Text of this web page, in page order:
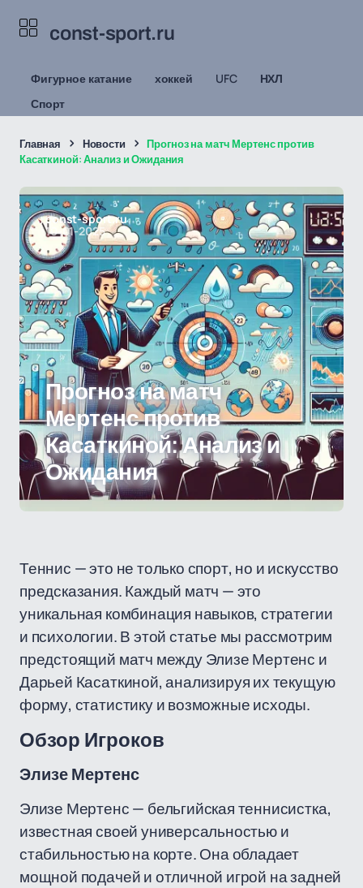
const-sport.ru
Фигурное катание хоккей UFC
НХЛ
Спорт
Главная Новости
Прогноз на матч Мертенс против
Касаткиной: Анализ и Ожидания
const-sport.ru
10-01-2025
Прогноз на матч
Мертенс против
Касаткиной: Анализ и
Ожидания
Теннис — это не только спорт, но и искусство
предсказания. Каждый матч — это
уникальная комбинация навыков, стратегии
и психологии. В этой статье мы рассмотрим
предстоящий матч между Элизе Мертенс и
Дарьей Касаткиной, анализируя их текущую
форму, статистику и возможные исходы.
Обзор Игроков
Элизе Мертенс
Элизе Мертенс — бельгийская теннисистка,
известная своей универсальностью и
стабильностью на корте. Она обладает
мощной подачей и отличной игрой на задней